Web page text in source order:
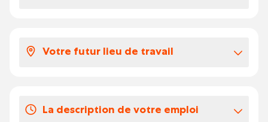
Salaire entre 17,2 et 22,02€/heure
Un travail en semaine du lundi au
Votre futur lieu de travail
Le travail se fait souvent en équipe,
La description de votre emploi